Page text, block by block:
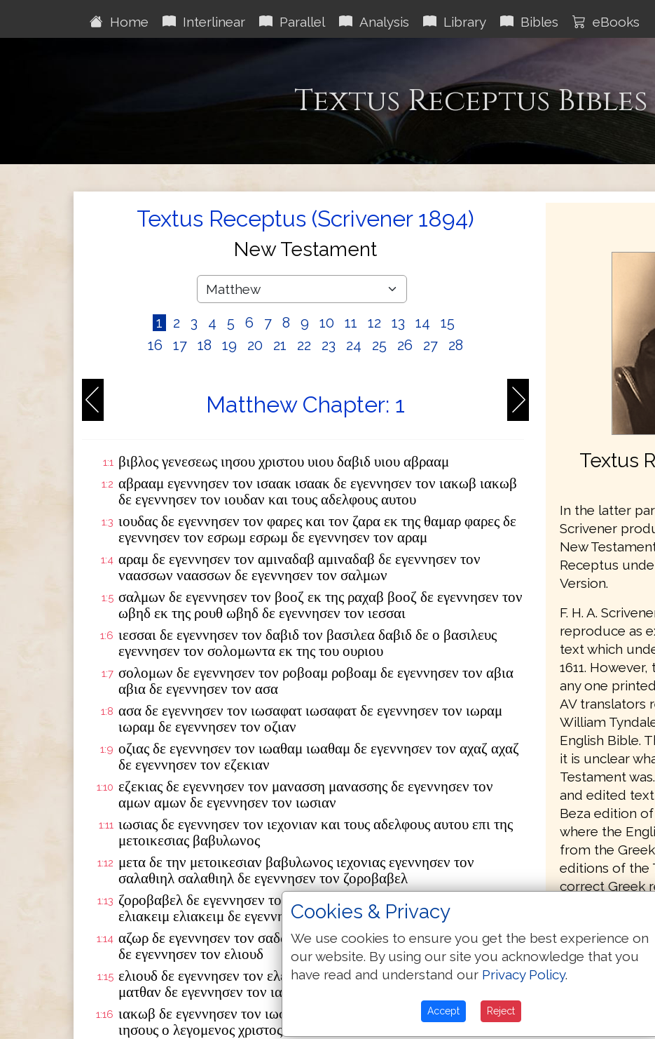
Home Interlinear Parallel Analysis Library Bibles eBooks
Textus Receptus Bibles
Textus Receptus (Scrivener 1894)
New Testament
1 2 3 4 5 6 7 8 9 10 11 12 13 14
15
16
17 18 19 20 21 22 23 24 25 26 27 28
Matthew Chapter: 1
1:1 βιβλος γενεσεως ιησου χριστου υιου δαβιδ υιου αβρααμ
1:2 αβρααμ εγεννησεν τον ισαακ ισαακ δε εγεννησεν τον ιακωβ ιακωβ
δε εγεννησεν τον ιουδαν και τους αδελφους αυτου
1:3 ιουδας δε εγεννησεν τον φαρες και τον ζαρα εκ της θαμαρ φαρες δε
εγεννησεν τον εσρωμ εσρωμ δε εγεννησεν τον αραμ
1:4 αραμ δε εγεννησεν τον αμιναδαβ αμιναδαβ δε εγεννησεν τον
ναασσων ναασσων δε εγεννησεν τον σαλμων
1:5 σαλμων δε εγεννησεν τον βοοζ εκ της ραχαβ βοοζ δε εγεννησεν τον
ωβηδ εκ της ρουθ ωβηδ δε εγεννησεν τον ιεσσαι
1:6 ιεσσαι δε εγεννησεν τον δαβιδ τον βασιλεα δαβιδ δε ο βασιλευς
εγεννησεν τον σολομωντα εκ της του ουριου
1:7 σολομων δε εγεννησεν τον ροβοαμ ροβοαμ δε εγεννησεν τον αβια
αβια δε εγεννησεν τον ασα
1:8 ασα δε εγεννησεν τον ιωσαφατ ιωσαφατ δε εγεννησεν τον ιωραμ
ιωραμ δε εγεννησεν τον οζιαν
1:9 οζιας δε εγεννησεν τον ιωαθαμ ιωαθαμ δε εγεννησεν τον αχαζ αχαζ
δε εγεννησεν τον εζεκιαν
1:10 εζεκιας δε εγεννησεν τον μανασση μανασσης δε εγεννησεν τον
αμων αμων δε εγεννησεν τον ιωσιαν
1:11 ιωσιας δε εγεννησεν τον ιεχονιαν και τους αδελφους αυτου επι της
μετοικεσιας βαβυλωνος
1:12 μετα δε την μετοικεσιαν βαβυλωνος ιεχονιας εγεννησεν τον
σαλαθιηλ σαλαθιηλ δε εγεννησεν τον ζοροβαβελ
1:13 ζοροβαβελ δε εγεννησεν τον αβιουδ αβιουδ δε εγεννησεν τον
ελιακειμ ελιακειμ δε εγεννησεν τον αζωρ
1:14 αζωρ δε εγεννησεν τον σαδωκ σαδωκ δε εγεννησεν τον αχειμ αχειμ
δε εγεννησεν τον ελιουδ
1:15 ελιουδ δε εγεννησεν τον ελεαζαρ ελεαζαρ δε εγεννησεν τον ματθαν
ματθαν δε εγεννησεν τον ιακωβ
1:16 ιακωβ δε εγεννησεν τον ιωσηφ τον ανδρα μαριας εξ ης εγεννηθη
ιησους ο λεγομενος χριστος
Textus
In the latter
Scrivener
New
Receptus
Version.
F. H. A.
reproduce as
text which
1611.
any one
AV translators
William
English Bible.
it is unclear
Testament
and edited
Beza edition
where the
from the
editions of the
correct Greek
changes to
he had
Testament
text of the AV
Textus
Cookies & Privacy
We use cookies to ensure you get the best experience on
our website. By using our site you acknowledge that you
have read and understand our Privacy Policy.
Accept Reject